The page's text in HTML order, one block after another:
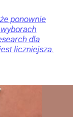
ponownie
dla
liczniejsza.